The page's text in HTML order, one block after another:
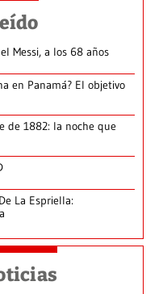
Messi, a los 68 años
en Panamá? El objetivo
de 1882: la noche que
La Espriella: